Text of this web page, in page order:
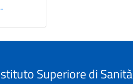
Superiore di Sanità